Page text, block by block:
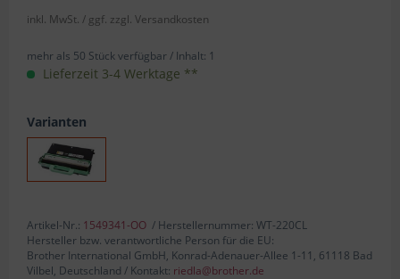
inkl. MwSt. / ggf. zzgl. Versandkosten
mehr als 50 Stück verfügbar / Inhalt: 1
Lieferzeit 3-4 Werktage **
Varianten
Artikel-Nr.: 1549341-OO / Herstellernummer: WT-220CL
Hersteller bzw. verantwortliche Person für die EU:
Brother International GmbH, Konrad-Adenauer-Allee 1-11, 61118 Bad
Vilbel, Deutschland / Kontakt: riedla@brother.de